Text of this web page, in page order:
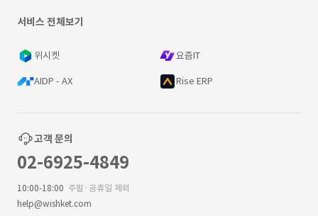
서비스 전체보기
위시켓 요즘IT
AIDP - AX Rise ERP
고객 문의
02-6925-4849
10:00-18:00 주말·공휴일 제외
help@wishket.com